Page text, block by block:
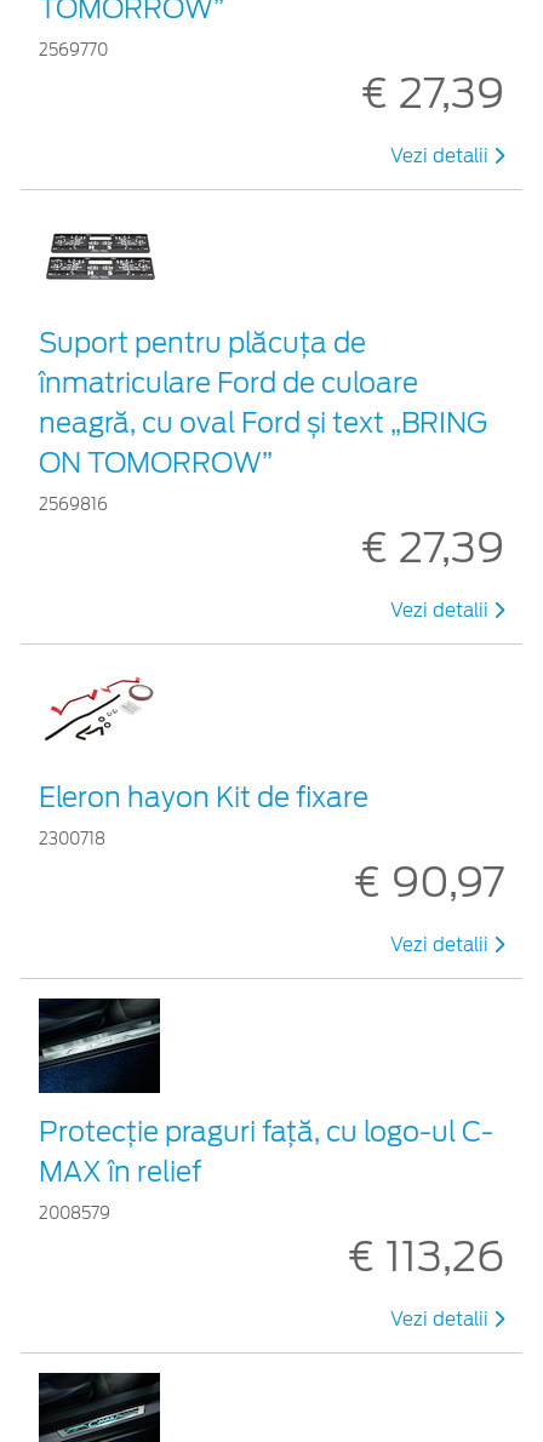
TOMORROW”
2569770
€ 27,39
Vezi detalii
Suport pentru plăcuța de
înmatriculare Ford de culoare
neagră, cu oval Ford și text „BRING
ON TOMORROW”
2569816
€ 27,39
Vezi detalii
Eleron hayon Kit de fixare
2300718
€ 90,97
Vezi detalii
Protecţie praguri faţă, cu logo-ul C-
MAX în relief
2008579
€ 113,26
Vezi detalii